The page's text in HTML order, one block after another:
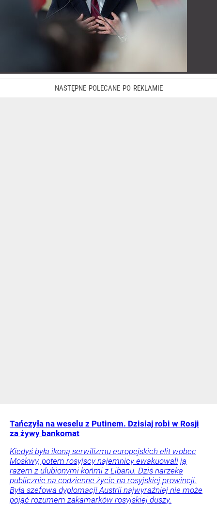
Tańczyła na weselu z Putinem. Dzisiaj robi w Rosji
za żywy bankomat
Kiedyś była ikoną serwilizmu europejskich elit wobec
Moskwy, potem rosyjscy najemnicy ewakuowali ją
razem z ulubionymi końmi z Libanu. Dziś narzeka
publicznie na codzienne życie na rosyjskiej prowincji.
Była szefowa dyplomacji Austrii najwyraźniej nie może
pojąć rozumem zakamarków rosyjskiej duszy.